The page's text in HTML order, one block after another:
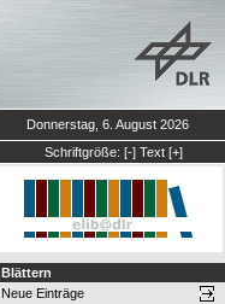
Donnerstag, 6. August 2026
Schriftgröße: [-] Text [+]
Blättern
Neue Einträge